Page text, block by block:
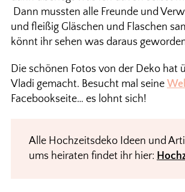
Dann mussten alle Freunde und
und fleißig Gläschen und Flaschen
könnt ihr sehen was daraus
Die schönen Fotos von der Deko hat
Vladi gemacht. Besucht mal seine
Facebookseite… es lohnt sich!
Alle Hochzeitsdeko Ideen und
ums heiraten findet ihr hier: